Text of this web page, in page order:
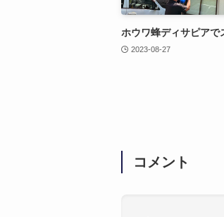
ホウワ蜂ディサピアで
2023-08-27
コメント